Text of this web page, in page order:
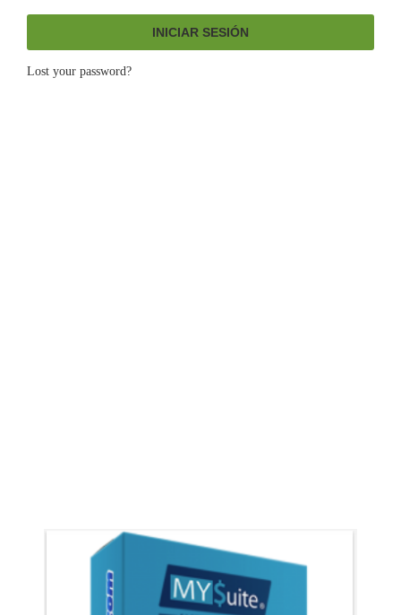
INICIAR SESIÓN
Lost your password?